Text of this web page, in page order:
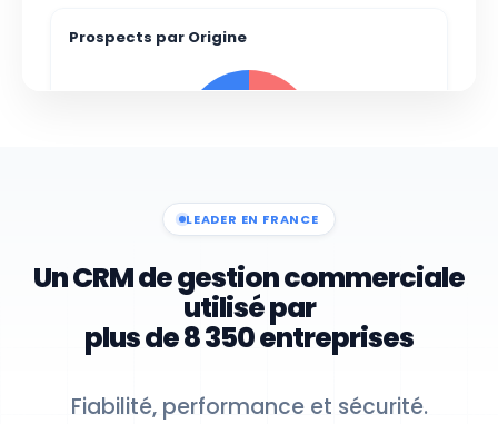
Prospects par Origine
Blog
9
Recommandation
Réseau Social
3
LEADER EN FRANCE
Un CRM de gestion commerciale
utilisé par
plus de 8 350 entreprises
Fiabilité, performance et sécurité.